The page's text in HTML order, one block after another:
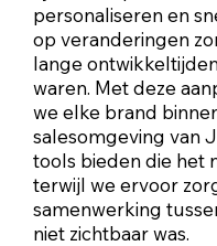
personaliseren en
op veranderingen
lange
waren. Met deze
we elke brand
salesomgeving van
tools bieden die het
terwijl we ervoor
samenwerking
niet zichtbaar was.